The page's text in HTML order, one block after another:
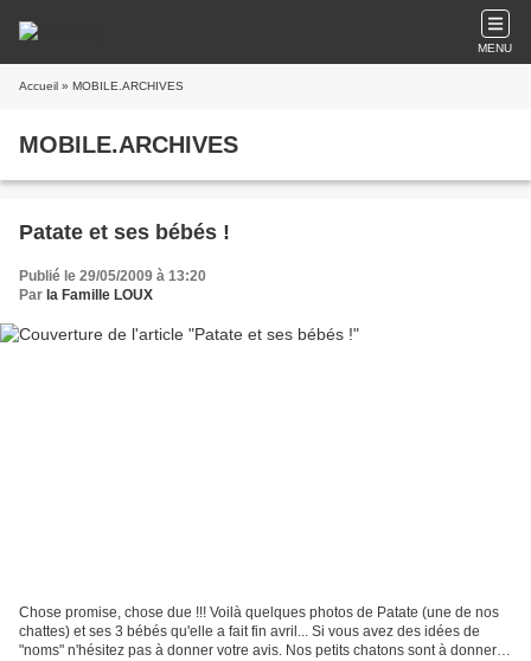
MENU
Accueil » MOBILE.ARCHIVES
MOBILE.ARCHIVES
Patate et ses bébés !
Publié le 29/05/2009 à 13:20
Par la Famille LOUX
Chose promise, chose due !!! Voilà quelques photos de Patate (une de nos
chattes) et ses 3 bébés qu'elle a fait fin avril... Si vous avez des idées de
"noms" n'hésitez pas à donner votre avis. Nos petits chatons sont à donner